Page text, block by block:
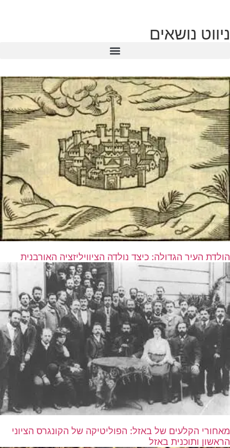
ניווט נושאים
הולדת העיר הגדולה: כיצד נולדה הציוויליזציה האורבנית
מאחורי הקלעים של באזל: הפוליטיקה של הקונגרס הציוני
הראשון ותוכנית באזל